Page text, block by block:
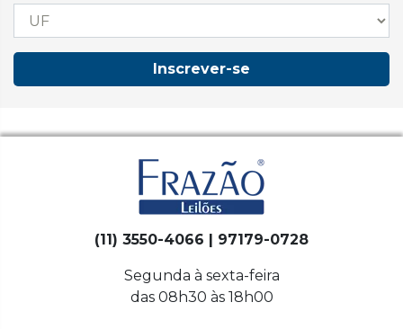
Inscrever-se
(11) 3550-4066 | 97179-0728
Segunda à sexta-feira
das 08h30 às 18h00